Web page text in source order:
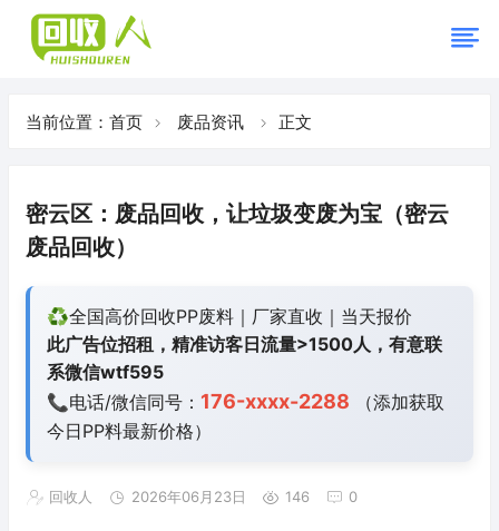
当前位置： 首页 废品资讯 正文
密云区：废品回收，让垃圾变废为宝（密云
废品回收）
♻️全国高价回收PP废料｜厂家直收｜当天报价
此广告位招租，精准访客日流量>1500人，有意联
系微信wtf595
📞电话/微信同号： 176-xxxx-2288 （添加获取
今日PP料最新价格）
回收人 2026年06月23日 146 0